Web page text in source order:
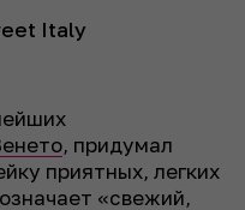
Italy
, придумал
приятных, легких
«свежий,